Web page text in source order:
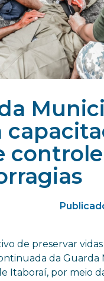
de preservar
da Guarda
Itaboraí, por meio